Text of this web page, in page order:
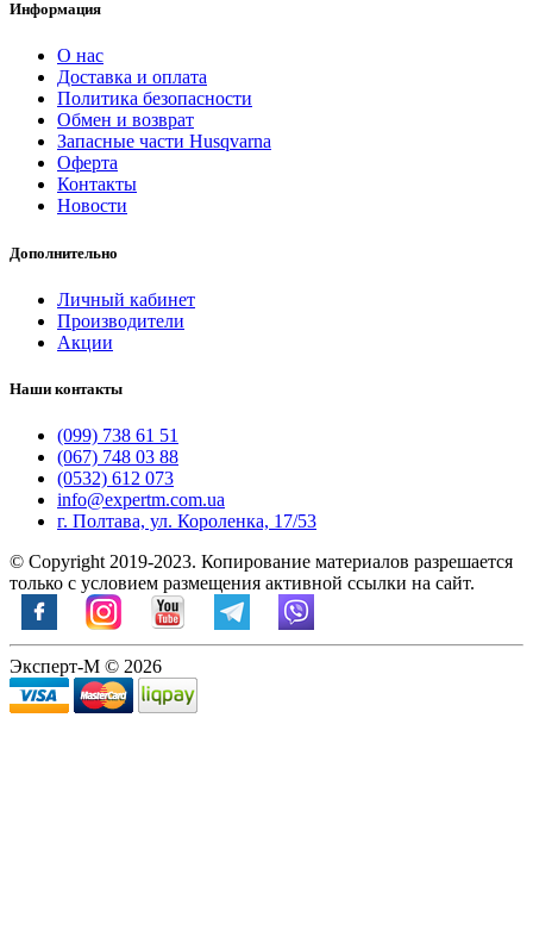
Информация
О нас
Доставка и оплата
Политика безопасности
Обмен и возврат
Запасные части Husqvarna
Оферта
Контакты
Новости
Дополнительно
Личный кабинет
Производители
Акции
Наши контакты
(099) 738 61 51
(067) 748 03 88
(0532) 612 073
info@expertm.com.ua
г. Полтава, ул. Короленка, 17/53
© Copyright 2019-2023. Копирование материалов разрешается
только с условием размещения активной ссылки на сайт.
Эксперт-М © 2026